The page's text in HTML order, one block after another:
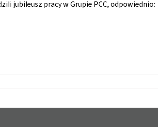
jubileusz pracy w Grupie PCC, odpowiednio: